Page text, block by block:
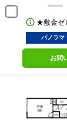
★敷金ゼ
パノラマ
お問